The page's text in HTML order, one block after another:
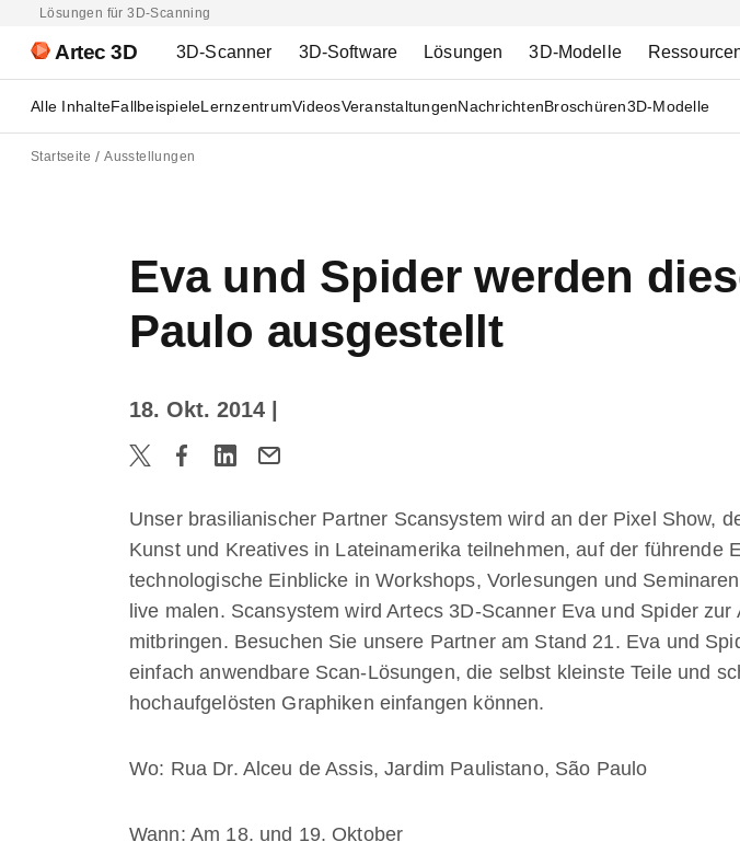
Lösungen für 3D-Scanning
Artec 3D 3D-Scanner 3D-Software Lösungen 3D-Modelle
Alle InhalteFallbeispieleLernzentrumVideosVeranstaltungenNachrichtenBroschüren3D-Modelle
Startseite Ausstellungen
Eva und Spider werden
Paulo ausgestellt
18. Okt. 2014
Unser brasilianischer Partner Scansystem wird an der Pixel Show,
Kunst und Kreatives in Lateinamerika teilnehmen, auf der führende
technologische Einblicke in Workshops, Vorlesungen und
live malen. Scansystem wird Artecs 3D-Scanner Eva und Spider zur
mitbringen. Besuchen Sie unsere Partner am Stand 21. Eva und
einfach anwendbare Scan-Lösungen, die selbst kleinste Teile und
hochaufgelösten Graphiken einfangen können.
Wo: Rua Dr. Alceu de Assis, Jardim Paulistano, São Paulo
Wann: Am 18. und 19. Oktober